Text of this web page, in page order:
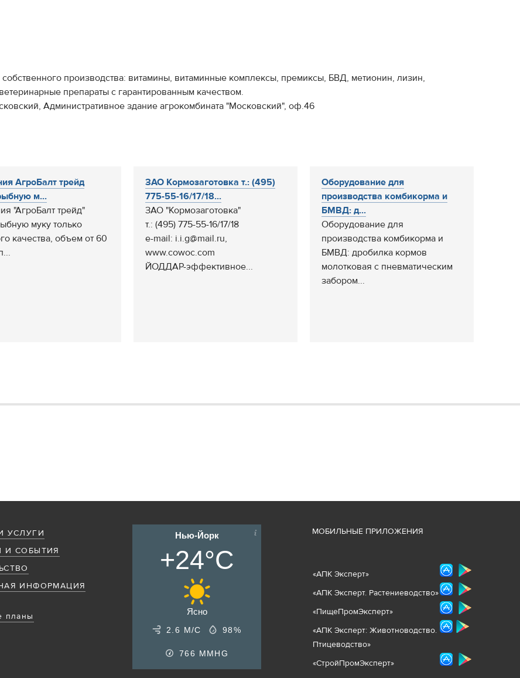
производства: витамины, витаминные комплексы, премиксы, БВД, метионин, лизин,
препараты с гарантированным качеством.
Административное здание агрокомбината "Московский", оф.46
АгроБалт трейд
м...
"АгроБалт трейд"
муку только
качества, объем от 60
ЗАО Кормозаготовка т.: (495)
775-55-16/17/18...
ЗАО "Кормозаготовка"
т.: (495) 775-55-16/17/18
e-mail: i.i.g@mail.ru,
www.cowoc.com
ЙОДДАР-эффективное...
Оборудование для
производства комбикорма и
БМВД: д...
Оборудование для
производства комбикорма и
БМВД: дробилка кормов
молотковая с пневматическим
забором...
УСЛУГИ
И СОБЫТИЯ
ИНФОРМАЦИЯ
планы
Нью-Йорк
+24°C
Ясно
2.6 М/С 98%
766 MMHG
МОБИЛЬНЫЕ ПРИЛОЖЕНИЯ
«АПК Эксперт»
«АПК Эксперт. Растениеводство»
«ПищеПромЭксперт»
«АПК Эксперт: Животноводство.
Птицеводство»
«СтройПромЭксперт»